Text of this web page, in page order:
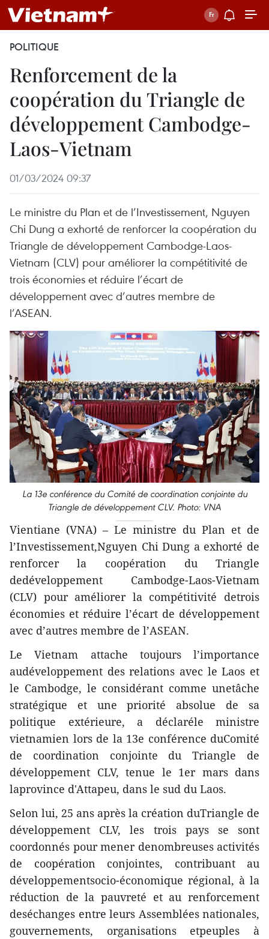
POLITIQUE
Renforcement de la
coopération du Triangle de
développement Cambodge-
Laos-Vietnam
01/03/2024 09:37
Le ministre du Plan et de l’Investissement, Nguyen
Chi Dung a exhorté de renforcer la coopération du
Triangle de développement Cambodge-Laos-
Vietnam (CLV) pour améliorer la compétitivité de
trois économies et réduire l’écart de
développement avec d’autres membre de
l’ASEAN. ​
La 13e conférence du Comité de coordination conjointe du
Triangle de développement CLV. Photo: VNA
Vientiane (VNA) – Le ministre du Plan et de
l’Investissement,Nguyen Chi Dung a exhorté de
renforcer la coopération du Triangle
dedéveloppement Cambodge-Laos-Vietnam
(CLV) pour améliorer la compétitivité detrois
économies et réduire l’écart de développement
avec d’autres membre de l’ASEAN.
Le Vietnam attache toujours l’importance
audéveloppement des relations avec le Laos et
le Cambodge, le considérant comme unetâche
stratégique et une priorité absolue de sa
politique extérieure, a déclaréle ministre
vietnamien lors de la 13e conférence duComité
de coordination conjointe du Triangle de
développement CLV, tenue le 1er mars dans
laprovince d'Attapeu, dans le sud du Laos.
Selon lui, 25 ans après la création duTriangle de
développement CLV, les trois pays se sont
coordonnés pour mener denombreuses activités
de coopération conjointes, contribuant au
développementsocio-économique régional, à la
réduction de la pauvreté et au renforcement
deséchanges entre leurs Assemblées nationales,
gouvernements, organisations etpeuples à